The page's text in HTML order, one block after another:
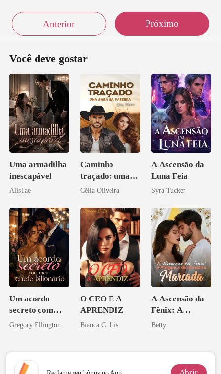
Anterior Próximo
Você deve gostar
Uma armadilha
inescapável
AlisTae
Caminho
traçado: uma
babá na fazenda
Célia Oliveira
A Ascensão da
Luna Feia
Syra Tucker
Um acordo
secreto com
meu chefe
Gregory Ellington
O CEO E A
APRENDIZ
Bianca C. Lis
A Ascensão da
Fênix: A
Vingança da
Betty